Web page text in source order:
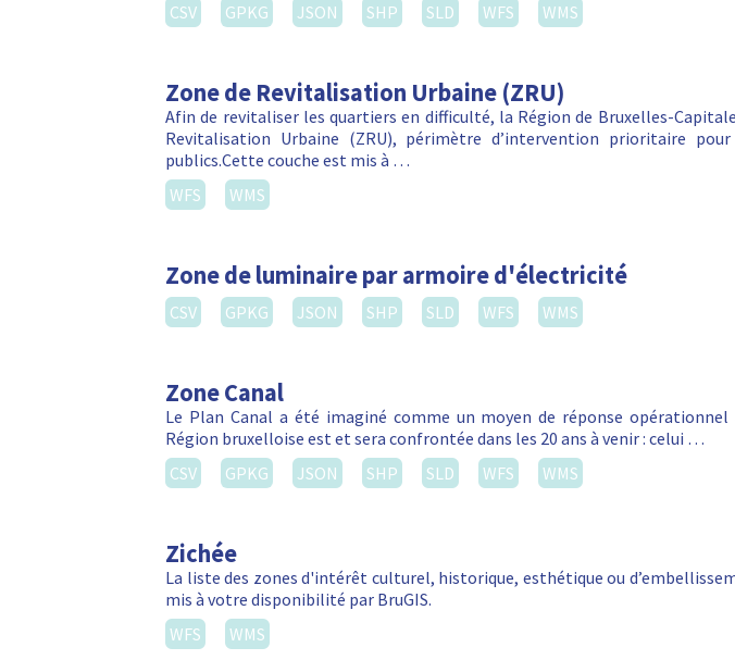
CSV
GPKG JSON SHP SLD WFS WMS
Zone de Revitalisation Urbaine (ZRU)
Afin de revitaliser les quartiers en difficulté, la Région de Bruxelles-
Revitalisation Urbaine (ZRU), périmètre d’intervention prioritaire
publics.Cette couche est mis à …
WFS
WMS
Zone de luminaire par armoire d'électricité
CSV GPKG JSON SHP SLD WFS WMS
Zone Canal
Le Plan Canal a été imaginé comme un moyen de réponse opérationnel
Région bruxelloise est et sera confrontée dans les 20 ans à venir : celui …
CSV
GPKG JSON SHP SLD WFS WMS
Zichée
La liste des zones d'intérêt culturel, historique, esthétique ou
mis à votre disponibilité par BruGIS.
WFS
WMS